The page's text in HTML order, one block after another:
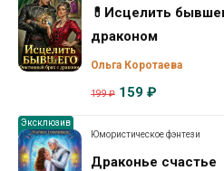
💊Исцелить
драконом
Ольга Коротаева
199 ₽ 159 ₽
Эксклюзив
Юмористическое фэнтези
Драконье счастье